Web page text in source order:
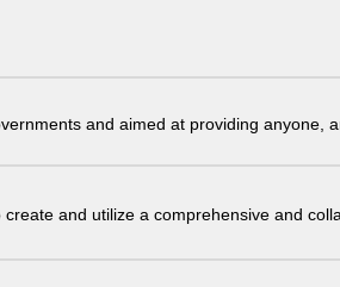
and aimed at providing anyone,
and utilize a comprehensive and